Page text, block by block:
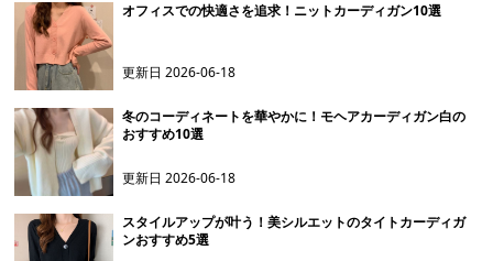
オフィスでの快適さを追求！ニットカーディガン10選
更新日2026-06-18
冬のコーディネートを華やかに！モヘアカーディガン白の
おすすめ10選
更新日2026-06-18
スタイルアップが叶う！美シルエットのタイトカーディガ
ンおすすめ5選